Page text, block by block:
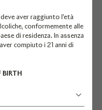
aver raggiunto l’età
conformemente alle
di residenza. In assenza
compiuto i 21 anni di
BIRTH
il tappo
presa sul
bottiglia per
il tappo dal
fuori.